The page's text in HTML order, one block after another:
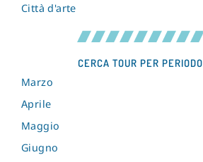
Città d'arte
CERCA TOUR PER PERIODO
Marzo
Aprile
Maggio
Giugno